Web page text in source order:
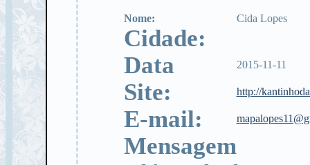
Nome: Cida Lopes
Cidade:
Data
2015-11-11
Site: http://
E-mail:
Mensagem